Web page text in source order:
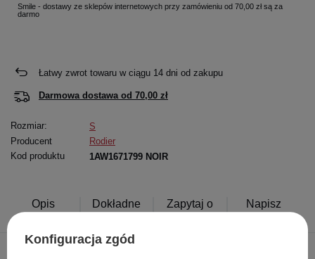
Smile - dostawy ze sklepów internetowych przy zamówieniu od 70,00 zł są za
darmo
Łatwy zwrot towaru w ciągu 14 dni od zakupu
Darmowa dostawa od 70,00 zł
Rozmiar:
S
Producent
Rodier
Kod produktu
1AW1671799 NOIR
Opis
Dokładne
Zapytaj o
Napisz
Konfiguracja zgód